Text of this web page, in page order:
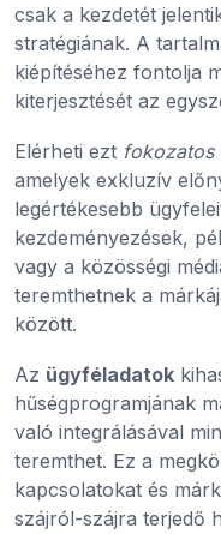
csak a kezdetét
stratégiának. A
kiépítéséhez fontolja
kiterjesztését az
Elérheti ezt fokozatos
amelyek exkluzív
legértékesebb
kezdeményezések,
vagy a közösségi
teremthetnek a
között.
Az ügyféladatok
hűségprogramjának
való integrálásával
teremthet. Ez a
kapcsolatokat és
szájról-szájra terjedő